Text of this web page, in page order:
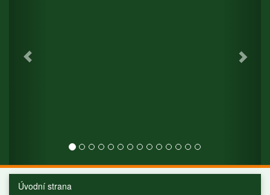
Úvodní strana